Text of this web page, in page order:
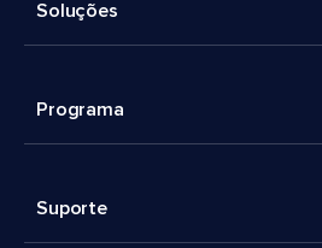
Soluções
Programa
Suporte